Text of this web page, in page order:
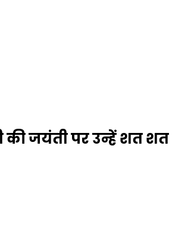
की जयंती पर उन्हें शत शत